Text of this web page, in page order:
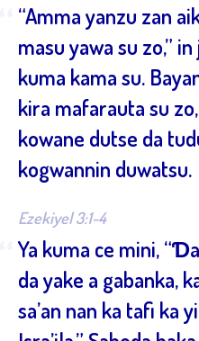
“Amma yanzu zan
masu yawa su zo,”
kuma kama su.
kira mafarauta su
kowane dutse da
kogwannin duwatsu.
Ezekiyel 3:1-4
Ya kuma ce mini,
da yake a gabanka,
sa’an nan ka tafi ka